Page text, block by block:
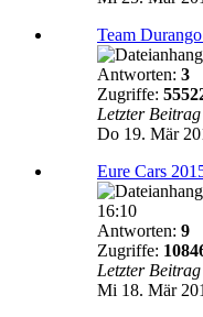
Team
Antworten: 3
Zugriffe:
Letzter Beitrag
Do 19. Mär
Eure Cars
16:10
Antworten: 9
Zugriffe:
Letzter Beitrag
Mi 18. Mär